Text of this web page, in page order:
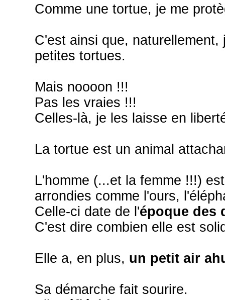
Comme une tortue, je me
C'est ainsi que,
petites tortues.
Mais noooon !!!
Pas les vraies !!!
Celles-là, je les laisse en
La tortue est un animal
L'homme (...et la femme !!!)
arrondies comme l'ours,
Celle-ci date de l'époque des
C'est dire combien elle est
Elle a, en plus, un petit air
Sa démarche fait sourire.